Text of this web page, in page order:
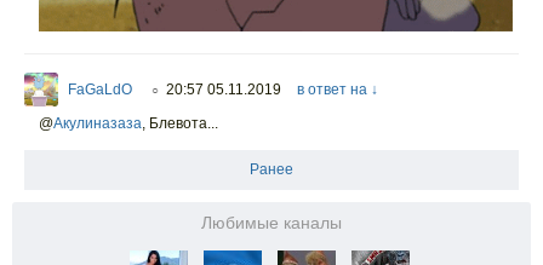
FaGaLdO ○ 20:57 05.11.2019
в ответ на ↓
@Акулиназаза, Блевота...
Ранее
Любимые каналы